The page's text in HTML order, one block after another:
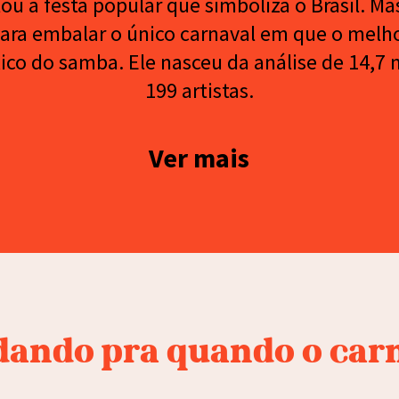
embalar o único carnaval em que o
do samba. Ele nasceu da análise de
199 artistas.
Ver
pra quando o